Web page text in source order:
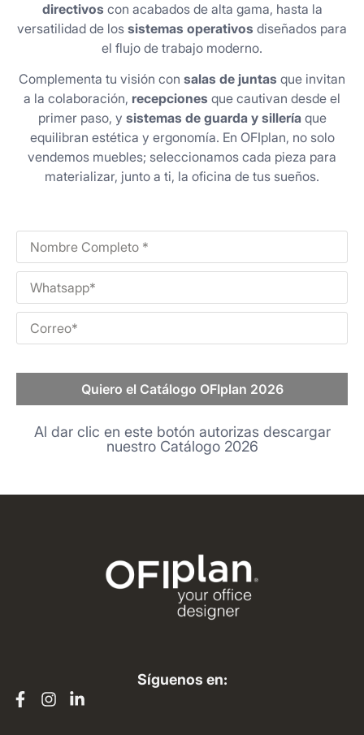
directivos con acabados de alta gama, hasta la
versatilidad de los sistemas operativos diseñados para
el flujo de trabajo moderno.
Complementa tu visión con salas de juntas que invitan
a la colaboración, recepciones que cautivan desde el
primer paso, y sistemas de guarda y silleríaque
equilibran estética y ergonomía. En OFIplan, no solo
vendemos muebles; seleccionamos cada pieza para
materializar, junto a ti, la oficina de tus sueños.
Quiero el Catálogo OFIplan 2026
Al dar clic en este botón autorizas descargar
nuestro Catálogo 2026
Síguenos en: